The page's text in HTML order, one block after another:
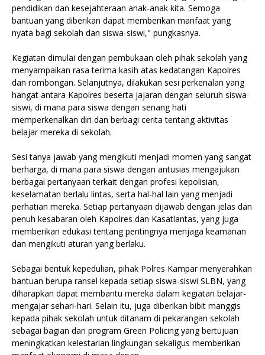
pendidikan dan kesejahteraan anak-anak kita. Semoga
bantuan yang diberikan dapat memberikan manfaat yang
nyata bagi sekolah dan siswa-siswi," pungkasnya.
Kegiatan dimulai dengan pembukaan oleh pihak sekolah yang
menyampaikan rasa terima kasih atas kedatangan Kapolres
dan rombongan. Selanjutnya, dilakukan sesi perkenalan yang
hangat antara Kapolres beserta jajaran dengan seluruh siswa-
siswi, di mana para siswa dengan senang hati
memperkenalkan diri dan berbagi cerita tentang aktivitas
belajar mereka di sekolah.
Sesi tanya jawab yang mengikuti menjadi momen yang sangat
berharga, di mana para siswa dengan antusias mengajukan
berbagai pertanyaan terkait dengan profesi kepolisian,
keselamatan berlalu lintas, serta hal-hal lain yang menjadi
perhatian mereka. Setiap pertanyaan dijawab dengan jelas dan
penuh kesabaran oleh Kapolres dan Kasatlantas, yang juga
memberikan edukasi tentang pentingnya menjaga keamanan
dan mengikuti aturan yang berlaku.
Sebagai bentuk kepedulian, pihak Polres Kampar menyerahkan
bantuan berupa ransel kepada setiap siswa-siswi SLBN, yang
diharapkan dapat membantu mereka dalam kegiatan belajar-
mengajar sehari-hari. Selain itu, juga diberikan bibit manggis
kepada pihak sekolah untuk ditanam di pekarangan sekolah
sebagai bagian dari program Green Policing yang bertujuan
meningkatkan kelestarian lingkungan sekaligus memberikan